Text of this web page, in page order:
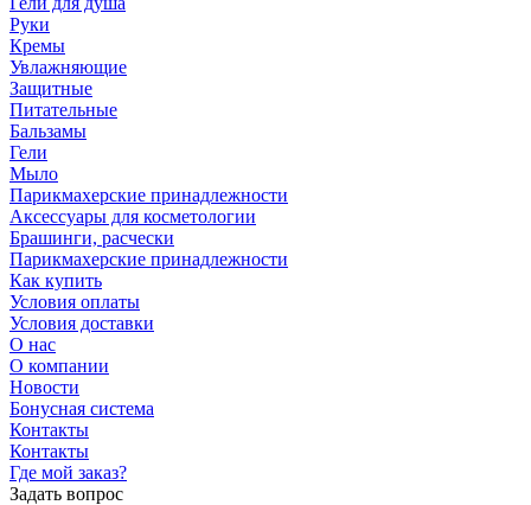
Руки
Кремы
Увлажняющие
Защитные
Питательные
Бальзамы
Гели
Мыло
Парикмахерские принадлежности
Аксессуары для косметологии
Брашинги, расчески
Парикмахерские принадлежности
Как купить
Условия оплаты
Условия доставки
О нас
О компании
Новости
Бонусная система
Контакты
Контакты
Где мой заказ?
Задать вопрос